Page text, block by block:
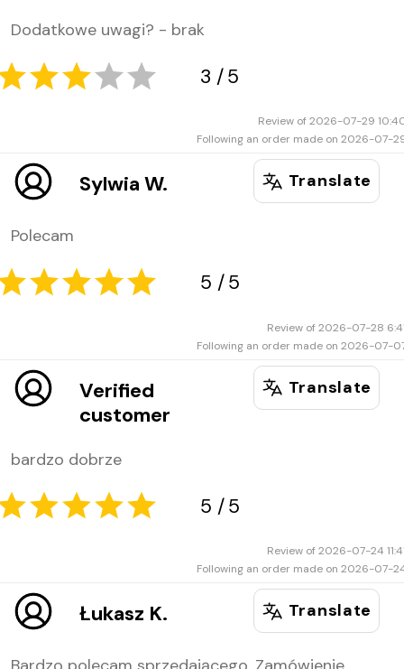
Dodatkowe uwagi? - brak
3
Review of 2026-07-29
Following an order made on 2026-07-
Sylwia W. Translate
Polecam
5
Review of 2026-07-28
Following an order made on 2026-07-
Verified
customer
Translate
bardzo dobrze
Review of 2026-07-24
Following an order made on 2026-07-
Łukasz K. Translate